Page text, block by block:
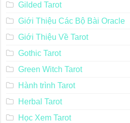
Gilded Tarot
Giới Thiệu Các Bộ Bài Oracle
Giới Thiệu Về Tarot
Gothic Tarot
Green Witch Tarot
Hành trình Tarot
Herbal Tarot
Học Xem Tarot